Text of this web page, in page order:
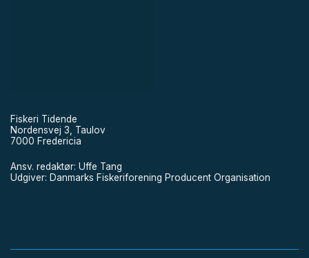
Fiskeri Tidende
Nordensvej 3, Taulov
7000 Fredericia
Ansv. redaktør: Uffe Tang
Udgiver: Danmarks Fiskeriforening Producent Organisation